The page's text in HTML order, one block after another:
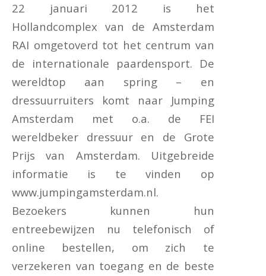
22 januari 2012 is het
Hollandcomplex van de Amsterdam
RAI omgetoverd tot het centrum van
de internationale paardensport. De
wereldtop aan spring – en
dressuurruiters komt naar Jumping
Amsterdam met o.a. de FEI
wereldbeker dressuur en de Grote
Prijs van Amsterdam. Uitgebreide
informatie is te vinden op
www.jumpingamsterdam.nl.
Bezoekers kunnen hun
entreebewijzen nu telefonisch of
online bestellen, om zich te
verzekeren van toegang en de beste